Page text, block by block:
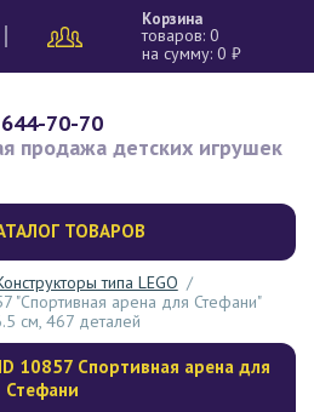
Корзина
товаров: 0
на сумму: 0₽
70-70
продажа детских игрушек
ТОВАРОВ
типа LEGO /
"Спортивная арена для Стефани"
см, 467 деталей
10857 Спортивная арена для
Стефани